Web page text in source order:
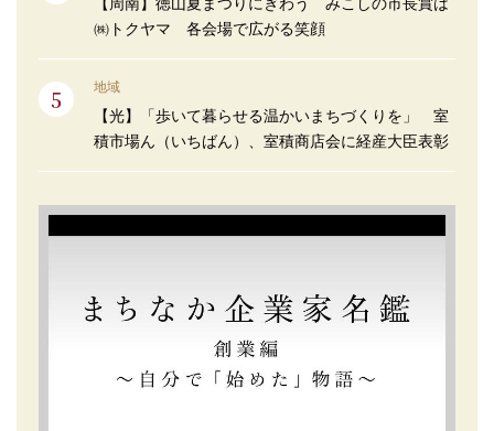
【周南】徳山夏まつりにぎわう みこしの市長賞は
㈱トクヤマ 各会場で広がる笑顔
地域
【光】「歩いて暮らせる温かいまちづくりを」 室
積市場ん（いちばん）、室積商店会に経産大臣表彰